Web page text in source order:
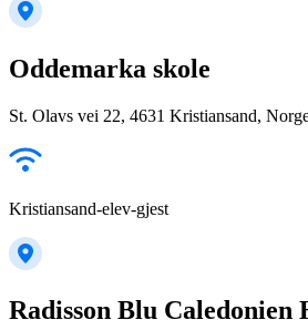
Oddemarka skole
St. Olavs vei 22, 4631 Kristiansand,
Kristiansand-elev-gjest
Radisson Blu Caledonien